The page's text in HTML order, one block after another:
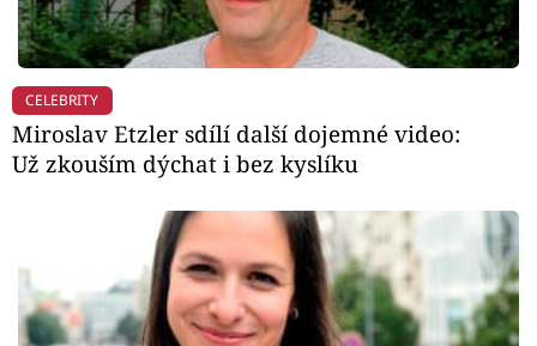
Sledujte nás
CELEBRITY
Miroslav Etzler sdílí další dojemné video:
Už zkouším dýchat i bez kyslíku